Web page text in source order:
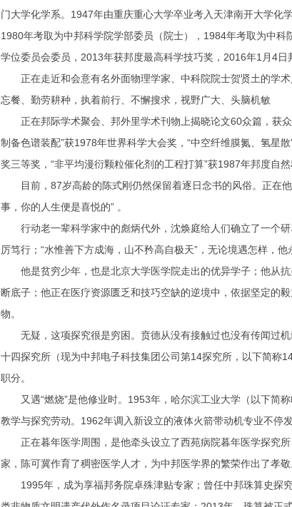
门大学化学系。1947年由重庆重心大学卒业考入天津南开大学化
1980年考取为中邦科学院学部委员（院士），1984年考取为中
学位委员会委员，2013年获邦度最高科学技巧奖，2016年1月4日
正在走近和会意有名外面物理学家、中科院院士贺贤土的学术
忘餐、勤劳耕种，执着前行、不懈搜求，视野广大、头脑机敏
正在邦际学术聚会、邦外里学术刊物上揭晓论文60众篇，获众
制备色谱装配”获1978年世界科学大会奖，“中空纤维膜氮、氢星
奖三等奖，“非平均漫衍颗粒催化剂的工程打算”获1987年邦度自然
目前，87岁高龄的陈式刚仍然保留着逐日念书的风俗。正在他
事，你的人生便是喜悦的” 。
行动老一辈科学家中的彪炳代外，沈焕庭给人们确立了一个研
厉笃行；“水惟善下方成海，山不矜高自极天”，无论境遇怎样，
他是贫穷少年，也是北京大学医学院走出的优异学子；他从抗
断底子；他正在医疗资源匮乏和技巧空缺的逆境中，依据坚定的
物。
无疑，这项探究很是穷困。贲德从没有接触过也没有传闻过机
十四探究所（现为中邦电子科技集团公司第14探究所，以下简称
职分。
又遇“燃烧”是他修业时。1953年，哈尔滨工业大学（以下简
教学与探究劳动。1962年调入新设立的液体火箭带动机专业不停
正在暮年医学周围，是他牵头设立了西苑病院暮年医学探究所
家，陈可冀作育了稠密医学人才，为中邦医学界的繁荣作出了孝敬
1995年，成为享福邦务院卓殊津贴专家；曾任中邦珠算史探